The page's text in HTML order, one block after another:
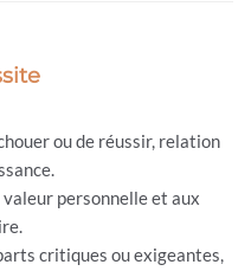
ou de réussir, relation
personnelle et aux
critiques ou exigeantes,